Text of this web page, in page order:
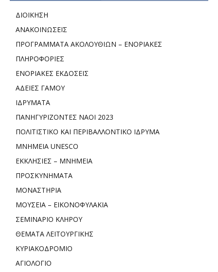
ΔΙΟΙΚΗΣΗ
ΑΝΑΚΟΙΝΩΣΕΙΣ
ΠΡΟΓΡΑΜΜΑΤΑ ΑΚΟΛΟΥΘΙΩΝ – ΕΝΟΡΙΑΚΕΣ
ΠΛΗΡΟΦΟΡΙΕΣ
ΕΝΟΡΙΑΚΕΣ ΕΚΔΟΣΕΙΣ
ΑΔΕΙΕΣ ΓΑΜΟΥ
ΙΔΡΥΜΑΤΑ
ΠΑΝΗΓΥΡΙΖΟΝΤΕΣ ΝΑΟΙ 2023
ΠΟΛΙΤΙΣΤΙΚΟ ΚΑΙ ΠΕΡΙΒΑΛΛΟΝΤΙΚΟ ΙΔΡΥΜΑ
ΜΝΗΜΕΙΑ UNESCO
ΕΚΚΛΗΣΙΕΣ – ΜΝΗΜΕΙΑ
ΠΡΟΣΚΥΝΗΜΑΤΑ
ΜΟΝΑΣΤΗΡΙΑ
ΜΟΥΣΕΙΑ – ΕΙΚΟΝΟΦΥΛΑΚΙΑ
ΣΕΜΙΝΑΡΙΟ ΚΛΗΡΟΥ
ΘΕΜΑΤΑ ΛΕΙΤΟΥΡΓΙΚΗΣ
ΚΥΡΙΑΚΟΔΡΟΜΙΟ
ΑΓΙΟΛΟΓΙΟ